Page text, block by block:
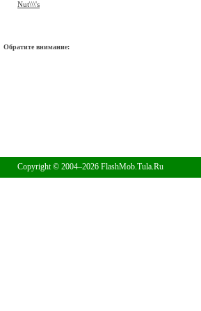
Nut\\\'s
Обратите внимание:
Copyright © 2004–2026 FlashMob.Tula.Ru